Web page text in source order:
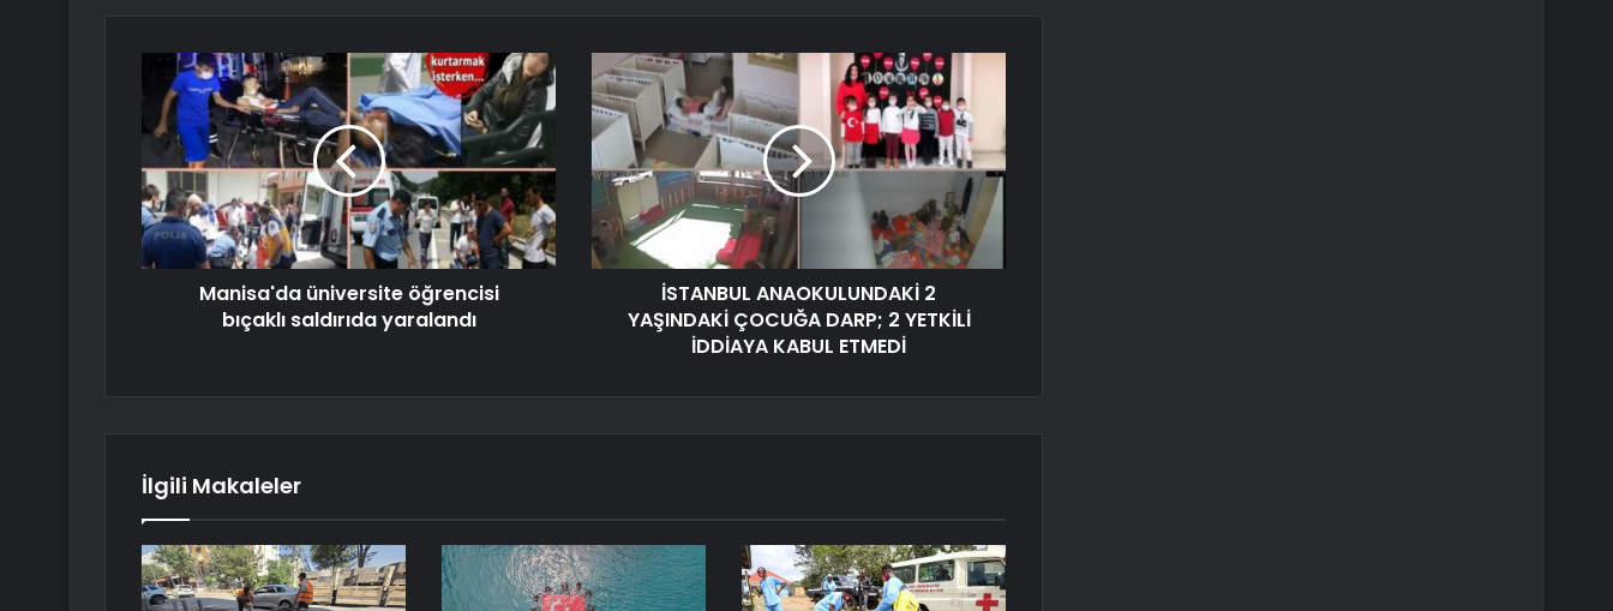
Manisa'da üniversite öğrencisi
bıçaklı saldırıda yaralandı
İSTANBUL ANAOKULUNDAKİ 2
YAŞINDAKİ ÇOCUĞA DARP; 2 YETKİLİ
İDDİAYA KABUL ETMEDİ
İlgili Makaleler